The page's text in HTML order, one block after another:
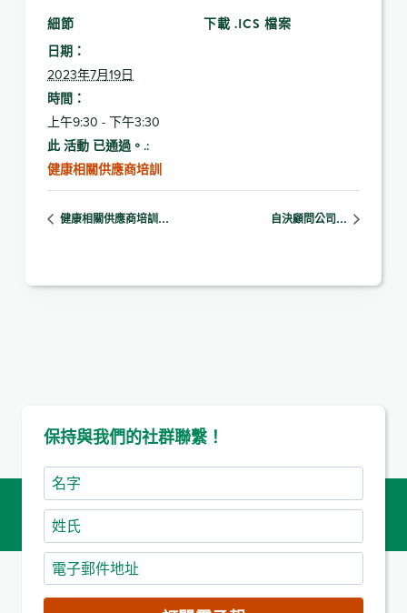
細節
日期：
2023年7月19日
時間：
上午9:30 - 下午3:30
此 活動 已通過。.:
健康相關供應商培訓
下載 .ICS 檔案
健康相關供應商培訓… 自決顧問公司…
保持與我們的社群聯繫！
名
字
姓
氏
電
子